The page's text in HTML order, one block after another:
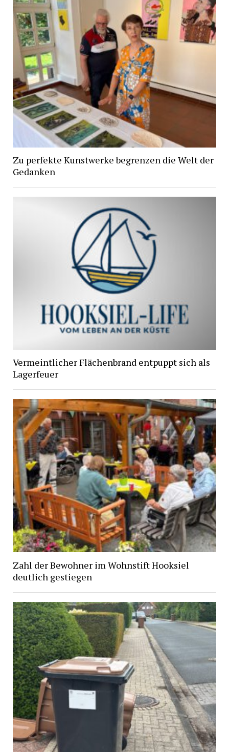
Zu perfekte Kunstwerke begrenzen die Welt der
Gedanken
Vermeintlicher Flächenbrand entpuppt sich als
Lagerfeuer
Zahl der Bewohner im Wohnstift Hooksiel
deutlich gestiegen